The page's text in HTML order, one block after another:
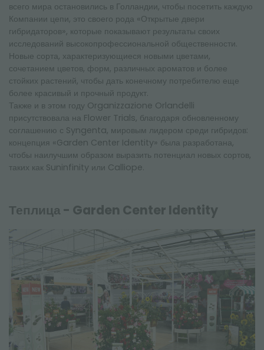
всего мира остановились в Голландии, чтобы посетить каждую
Компании цепи, это своего рода «Открытые двери
гибридаторов», которые показывают результаты своих
исследований высокопрофессиональной общественности.
Новые сорта, характеризующиеся новыми цветами,
сочетанием цветов, форм, различных ароматов и более
стойких растений, чтобы дать конечному потребителю еще
более красивый и прочный продукт.
Также и в этом году Organizzazione Orlandelli
присутствовала на Flower Trials, благодаря обновленному
соглашению с Syngenta, мировым лидером среди гибридов:
концепция «Garden Center Identity» была разработана,
чтобы наилучшим образом выразить потенциал новых сортов,
таких как Suninfinity или Calliope.
Теплица - Garden Center Identity